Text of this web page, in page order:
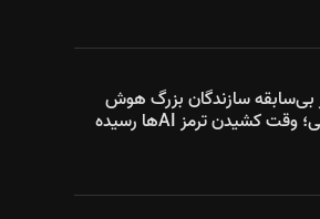
سازندگان بزرگ هوش
مصنوعی؛ وقت کشیدن ترمز AIها رسیده